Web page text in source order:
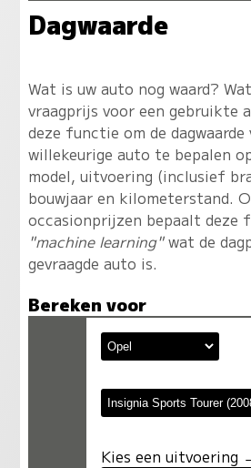
Dagwaarde
Wat is uw auto nog waard?
vraagprijs voor een gebruikte
deze functie om de dagwaarde
willekeurige auto te bepalen
model, uitvoering (inclusief
bouwjaar en kilometerstand.
occasionprijzen bepaalt deze
"machine learning"wat de
gevraagde auto is.
Bereken voor
Kies een uitvoering